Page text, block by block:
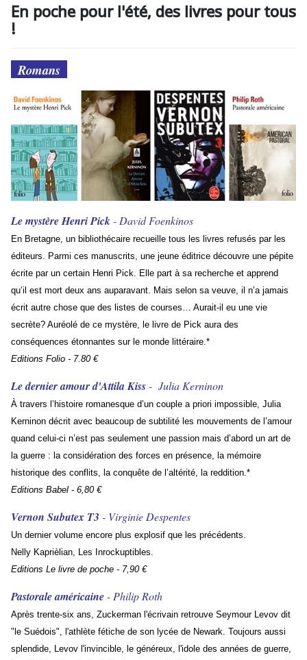
En poche pour l'été, des livres pour tous
!
Romans
Le mystère Henri Pick - David Foenkinos
En Bretagne, un bibliothécaire recueille tous les livres refusés par les
éditeurs. Parmi ces manuscrits, une jeune éditrice découvre une pépite
écrite par un certain Henri Pick. Elle part à sa recherche et apprend
qu’il est mort deux ans auparavant. Mais selon sa veuve, il n’a jamais
écrit autre chose que des listes de courses… Aurait-il eu une vie
secrète? Auréolé de ce mystère, le livre de Pick aura des
conséquences étonnantes sur le monde littéraire.*
Editions Folio - 7.80 €
Le dernier amour d'Attila Kiss - Julia Kerninon
À travers l’histoire romanesque d’un couple a priori impossible, Julia
Kerninon décrit avec beaucoup de subtilité les mouvements de l’amour
quand celui-ci n’est pas seulement une passion mais d’abord un art de
la guerre : la considération des forces en présence, la mémoire
historique des conflits, la conquête de l’alté­rité, la reddition.*
Editions Babel - 6,80 €
Vernon Subutex T3 - Virginie Despentes
Un dernier volume encore plus explosif que les précédents.
Nelly Kaprièlian, Les Inrockuptibles.
Editions Le livre de poche - 7,90 €
Pastorale américaine - Philip Roth
Après trente-six ans, Zuckerman l'écrivain retrouve Seymour Levov dit
"le Suédois", l'athlète fétiche de son lycée de Newark. Toujours aussi
splendide, Levov l'invincible, le généreux, l'idole des années de guerre,